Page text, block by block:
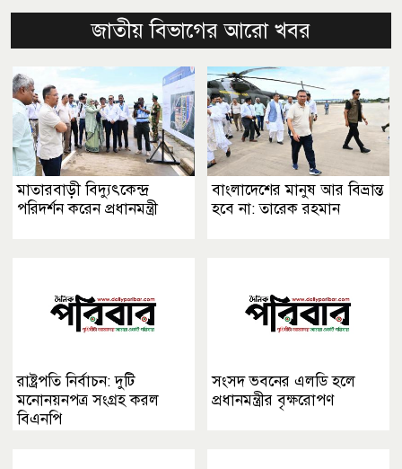
জাতীয় বিভাগের আরো খবর
মাতারবাড়ী বিদ্যুৎকেন্দ্র
পরিদর্শন করেন প্রধানমন্ত্রী
বাংলাদেশের মানুষ আর বিভ্রান্ত
হবে না: তারেক রহমান
রাষ্ট্রপতি নির্বাচন: দুটি
মনোনয়নপত্র সংগ্রহ করল
বিএনপি
সংসদ ভবনের এলডি হলে
প্রধানমন্ত্রীর বৃক্ষরোপণ